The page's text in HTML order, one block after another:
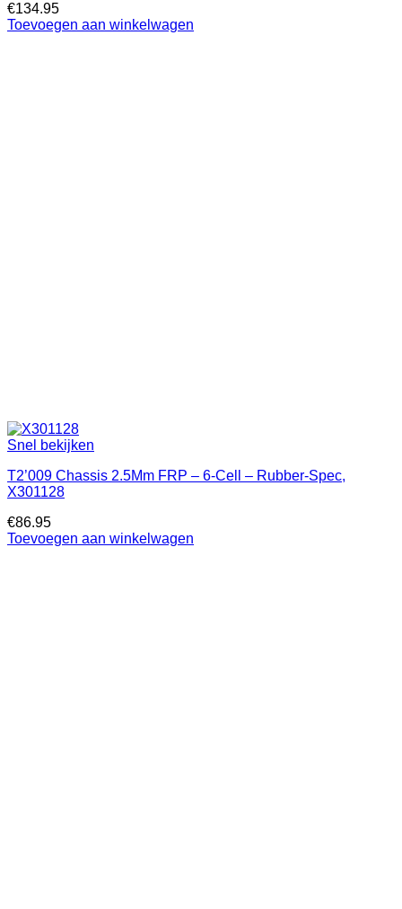
€134.95
Toevoegen aan winkelwagen
Snel bekijken
T2’009 Chassis 2.5Mm FRP – 6-Cell – Rubber-Spec,
X301128
€86.95
Toevoegen aan winkelwagen